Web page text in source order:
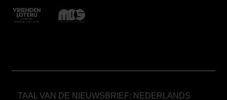
TAAL VAN DE NIEUWSBRIEF: NEDERLANDS